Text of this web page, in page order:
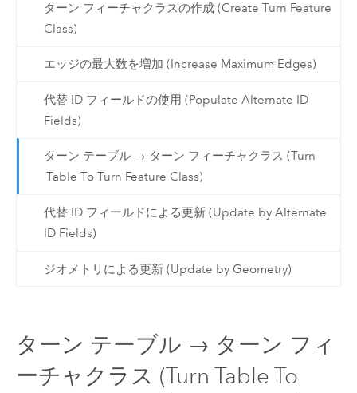
ターン フィーチャクラスの作成 (Create Turn Feature
Class)
エッジの最大数を増加 (Increase Maximum Edges)
代替 ID フィールドの使用 (Populate Alternate ID
Fields)
ターン テーブル → ターン フィーチャクラス (Turn
Table To Turn Feature Class)
代替 ID フィールドによる更新 (Update by Alternate
ID Fields)
ジオメトリによる更新 (Update by Geometry)
ターン テーブル → ターン フィ
ーチャクラス (Turn Table To